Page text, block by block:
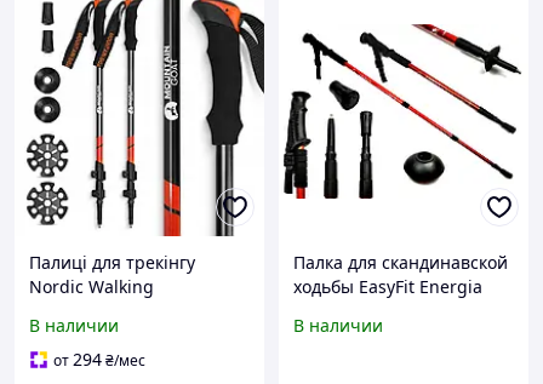
Палиці для трекінгу
Nordic Walking
ходьби маршу
прогулянки
В наличии
от294₴/мес
Палка для скандинавской
ходьбы EasyFit Energia
ручки резина Антишок-
В наличии